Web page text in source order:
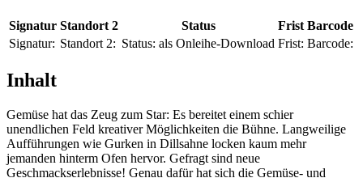
Signatur Standort 2 Status Frist Barcode
Signatur: Standort 2: Status: als Onleihe-Download Frist: Barcode:
Inhalt
Gemüse hat das Zeug zum Star: Es bereitet einem schier
unendlichen Feld kreativer Möglichkeiten die Bühne. Langweilige
Aufführungen wie Gurken in Dillsahne locken kaum mehr
jemanden hinterm Ofen hervor. Gefragt sind neue
Geschmackserlebnisse! Genau dafür hat sich die Gemüse- und